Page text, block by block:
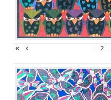
« ‹